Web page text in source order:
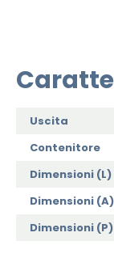
Uscita
Contenitore
Dimensioni (L)
Dimensioni (A)
Dimensioni (P)